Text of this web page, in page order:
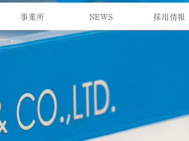
事業所 NEWS 採用情報